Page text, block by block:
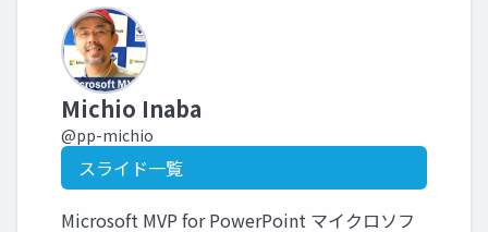
Michio Inaba
@pp-michio
スライド一覧
Microsoft MVP for PowerPoint マイクロソフ